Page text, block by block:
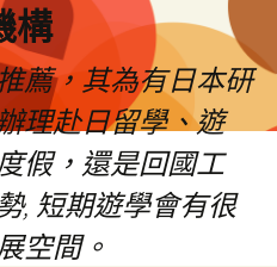
構
薦，其為有日本研
理赴日留學、遊
假，還是回國工
, 短期遊學會有很
空間。